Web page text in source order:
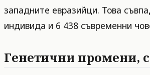
западните евразийци. Това
индивида и 6 438 съвременни
Генетични промени,